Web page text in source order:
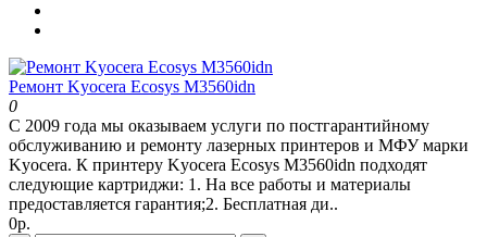
Ремонт Kyocera Ecosys M3560idn
0
С 2009 года мы оказываем услуги по постгарантийному
обслуживанию и ремонту лазерных принтеров и МФУ марки
Kyocera. К принтеру Kyocera Ecosys M3560idn подходят
следующие картриджи: 1. На все работы и материалы
предоставляется гарантия;2. Бесплатная ди..
0р.